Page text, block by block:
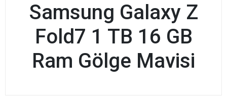
Samsung Galaxy Z
Fold7 1 TB 16 GB
Ram Gölge Mavisi